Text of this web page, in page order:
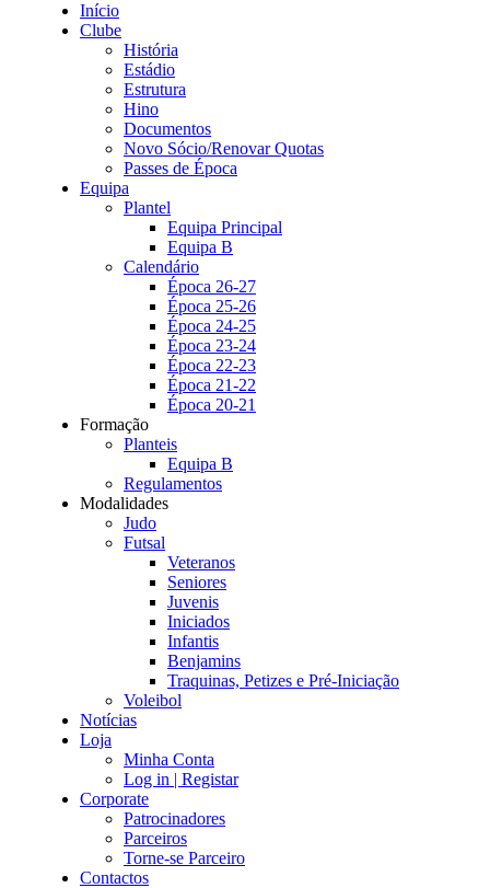
Início
Clube
História
Estádio
Estrutura
Hino
Documentos
Novo Sócio/Renovar Quotas
Passes de Época
Equipa
Plantel
Equipa Principal
Equipa B
Calendário
Época 26-27
Época 25-26
Época 24-25
Época 23-24
Época 22-23
Época 21-22
Época 20-21
Formação
Planteis
Equipa B
Regulamentos
Modalidades
Judo
Futsal
Veteranos
Seniores
Juvenis
Iniciados
Infantis
Benjamins
Traquinas, Petizes e Pré-Iniciação
Voleibol
Notícias
Loja
Minha Conta
Log in | Registar
Corporate
Patrocinadores
Parceiros
Torne-se Parceiro
Contactos